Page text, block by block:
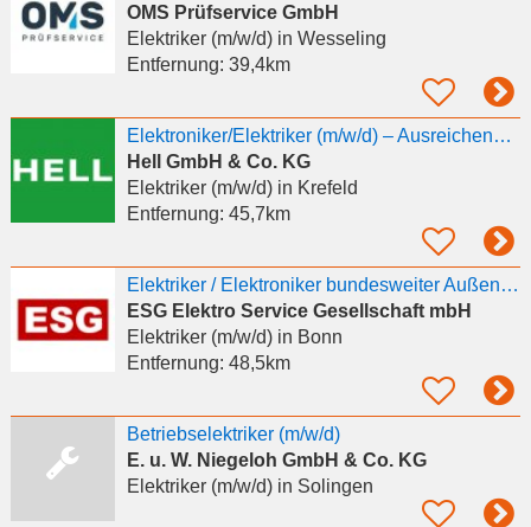
OMS Prüfservice GmbH
Elektriker (m/w/d)in Wesseling
Entfernung: 39,4km
Elektroniker/Elektriker (m/w/d) – Ausreichend Urlaub
Hell GmbH & Co. KG
Elektriker (m/w/d)in Krefeld
Entfernung: 45,7km
Elektriker / Elektroniker bundesweiter Außendienst DGUV-Prüfservice (m/w/d)
ESG Elektro Service Gesellschaft mbH
Elektriker (m/w/d)in Bonn
Entfernung: 48,5km
Betriebselektriker (m/w/d)
E. u. W. Niegeloh GmbH & Co. KG
Elektriker (m/w/d)in Solingen